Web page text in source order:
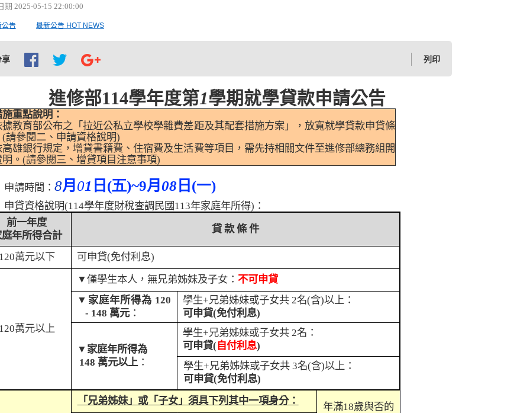
期 2025-05-15 22:00:00
公告 最新公告 HOT NEWS
享 列印
進修部114學年度第1學期就學貸款申請公告
重點說明：
教育部公布之「拉近公私立學校學雜費差距及其配套措施方案」，放寬就學貸款申貸條
(請參閱二、申請資格說明)
雄銀行規定，增貸書籍費、住宿費及生活費等項目，需先持相關文件至進修部總務組開
明。(請參閱三、增貸項目注意事項)
申請時間： 8月 01 日 (五)~9月 08 日 (一)
申貸資格說明(114學年度財稅查調民國113年家庭年所得) ：
前一年度
庭年所得合計
貸 款 條 件
120萬元以下 可申貸(免付利息)
120萬元以上
▼僅學生本人，無兄弟姊妹及子女：不可申貸
▼ 家庭年所得為 120
- 148 萬元：
學生+兄弟姊妹或子女共 2名(含)以上：
可申貸(免付利息)
▼ 家庭年所得為
148 萬元以上：
學生+兄弟姊妹或子女共 2名：
可申貸( 自付利息)
學生+兄弟姊妹或子女共3名(含)以上：
可申貸(免付利息)
「兄弟姊妹」或「子女」須具下列其中一項身分：
年滿18歲與否的